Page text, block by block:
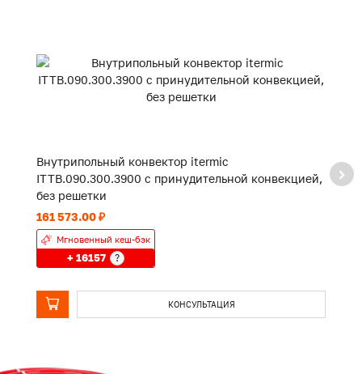
Внутрипольный конвектор itermic
ITTB.090.300.3900 с принудительной конвекцией,
без решетки
161 573.00 ₽
Мгновенный кеш-бэк
+ 16157 ?
КОНСУЛЬТАЦИЯ